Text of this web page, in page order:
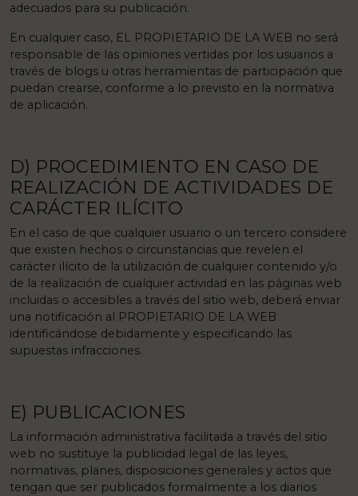
adecuados para su publicación.
En cualquier caso, EL PROPIETARIO DE LA WEB no será
responsable de las opiniones vertidas por los usuarios a
través de blogs u otras herramientas de participación que
puedan crearse, conforme a lo previsto en la normativa
de aplicación.
D) PROCEDIMIENTO EN CASO DE
REALIZACIÓN DE ACTIVIDADES DE
CARÁCTER ILÍCITO
En el caso de que cualquier usuario o un tercero considere
que existen hechos o circunstancias que revelen el
carácter ilícito de la utilización de cualquier contenido y/o
de la realización de cualquier actividad en las páginas web
incluidas o accesibles a través del sitio web, deberá enviar
una notificación al PROPIETARIO DE LA WEB
identificándose debidamente y especificando las
supuestas infracciones.
E) PUBLICACIONES
La información administrativa facilitada a través del sitio
web no sustituye la publicidad legal de las leyes,
normativas, planes, disposiciones generales y actos que
tengan que ser publicados formalmente a los diarios